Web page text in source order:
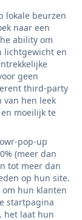
lokale beurzen
naar een
ability om
lichtgewicht en
geen
third-party
van hen leek
moeilijk te
pop-up
(meer dan
tot meer dan
op hun site.
hun klanten
startpagina
het laat hun